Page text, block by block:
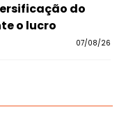
do
o lucro
07/08/26